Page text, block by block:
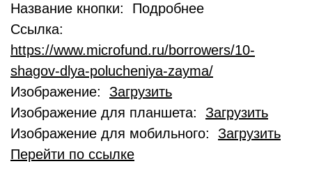
Название кнопки: Подробнее
Ссылка:
https://www.microfund.ru/borrowers/10-
shagov-dlya-polucheniya-zayma/
Изображение: Загрузить
Изображение для планшета: Загрузить
Изображение для мобильного: Загрузить
Перейти по ссылке